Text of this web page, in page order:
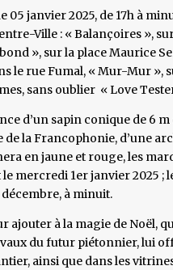
05 janvier 2025, de 17h à
Ville : « Balançoires »,
», sur la place Maurice
le rue Fumal, « Mur-Mur »,
sans oublier « Love
d’un sapin conique de 6
de la Francophonie, d’une
en jaune et rouge, les
le mercredi 1er janvier 2025
à minuit.
ajouter à la magie de Noël,
du futur piétonnier, lui
ainsi que dans les